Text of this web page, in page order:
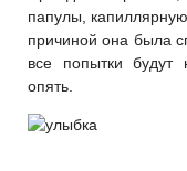
папулы,
причиной она была
все попытки будут
опять.